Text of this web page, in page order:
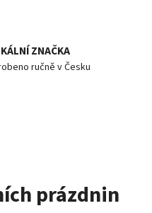
ZNAČKA
ručně v Česku
prázdnin